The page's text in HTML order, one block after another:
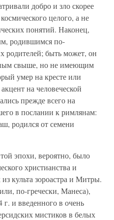
добро и зло скорее
целого, а не
понятий. Наконец,
родившимся по-
родителей; быть может, он
свыше, но не имеющим
умер на кресте или
на человеческой
прежде всего на
в послании к римлянам:
родился от семени
эпохи, вероятно, было
христианства и
культа зороастра и Митры.
по-гречески, Манеса),
г. и введенного в очень
мистиков в белых